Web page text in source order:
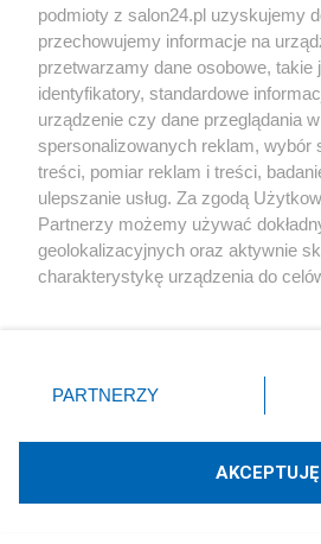
Podziel się swoją opinią
ZAŁÓŻ BLOG
Polityka
Gospodarka
podmioty z salon24.pl uzyskujemy
przechowujemy informacje na
przetwarzamy dane osobowe, takie
identyfikatory, standardowe
urządzenie czy dane przeglądania
spersonalizowanych reklam, wybór
treści, pomiar reklam i treści,
ulepszanie usług. Za zgodą
Partnerzy możemy używać
geolokalizacyjnych oraz aktywnie
charakterystykę urządzenia do
zmienić/wycofać klikając przycisk
znajdujący się w lewym dolnym
rodzaje przetwarzania danych nie
użytkownika, ale masz prawo
PARTNERZY
AKCEPTUJĘ